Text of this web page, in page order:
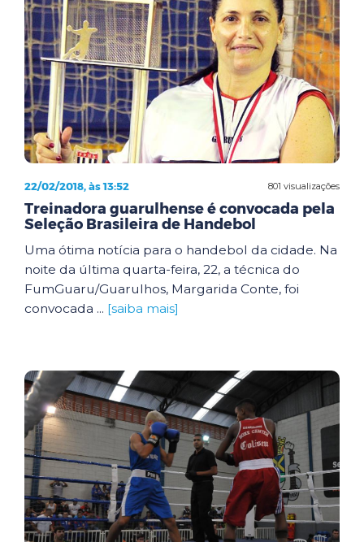
801 visualizações
22/02/2018, às 13:52
Treinadora guarulhense é convocada pela
Seleção Brasileira de Handebol
Uma ótima notícia para o handebol da cidade. Na
noite da última quarta-feira, 22, a técnica do
FumGuaru/Guarulhos, Margarida Conte, foi
convocada ... [saiba mais]